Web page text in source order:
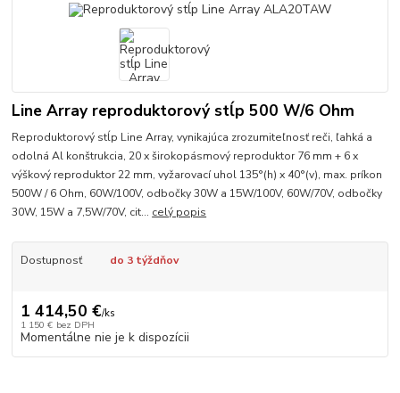
Line Array reproduktorový stĺp 500 W/6 Ohm
Reproduktorový stĺp Line Array, vynikajúca zrozumiteľnosť reči, ľahká a
odolná Al konštrukcia, 20 x širokopásmový reproduktor 76 mm + 6 x
výškový reproduktor 22 mm, vyžarovací uhol 135°(h) x 40°(v), max. príkon
500W / 6 Ohm, 60W/100V, odbočky 30W a 15W/100V, 60W/70V, odbočky
30W, 15W a 7,5W/70V, cit... celý popis
Dostupnosť do 3 týždňov
1 414,50 €/ks
1 150 € bez DPH
Momentálne nie je k dispozícii